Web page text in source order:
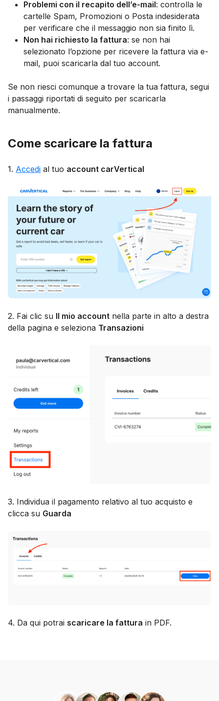
Problemi con il recapito dell’e-mail: controlla le
cartelle Spam, Promozioni o Posta indesiderata
per verificare che il messaggio non sia finito lì.
Non hai richiesto la fattura: se non hai
selezionato l’opzione per ricevere la fattura via e-
mail, puoi scaricarla dal tuo account.
Se non riesci comunque a trovare la tua fattura, segui
i passaggi riportati di seguito per scaricarla
manualmente.
Come scaricare la fattura
1. Accedi al tuo account carVertical
2. Fai clic su Il mio account nella parte in alto a destra
della pagina e seleziona Transazioni
3. Individua il pagamento relativo al tuo acquisto e
clicca su Guarda
4. Da qui potrai scaricare la fattura in PDF.